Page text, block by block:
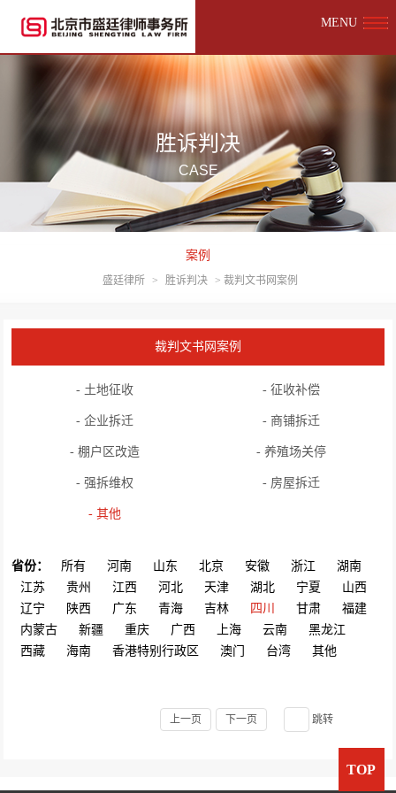
MENU
胜诉判决
CASE
案例
盛廷律所 > 胜诉判决 > 裁判文书网案例
裁判文书网案例
- 土地征收 - 征收补偿
- 企业拆迁 - 商铺拆迁
- 棚户区改造 - 养殖场关停
- 强拆维权 - 房屋拆迁
- 其他
省份： 所有 河南 山东 北京 安徽 浙江
湖南
江苏
贵州 江西 河北 天津 湖北 宁夏
山西
辽宁
陕西 广东 青海 吉林 四川 甘肃
福建
内蒙古
新疆 重庆 广西 上海 云南
黑龙江
西藏
海南 香港特别行政区 澳门 台湾 其他
上一页 下一页 跳转
TOP